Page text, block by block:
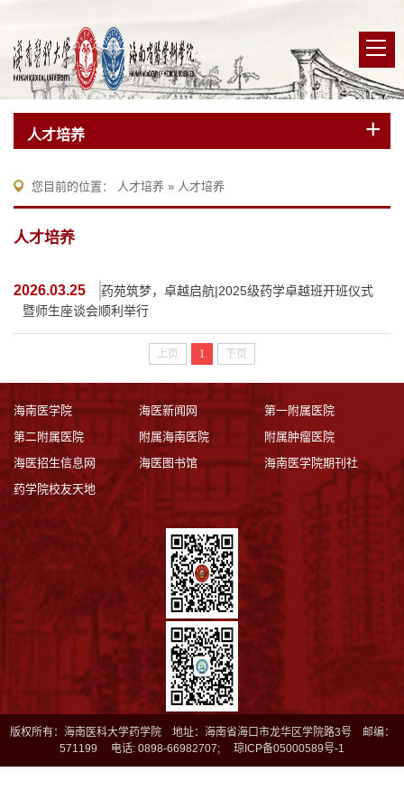
人才培养
您目前的位置： 人才培养 » 人才培养
人才培养
2026.03.25
药苑筑梦，卓越启航|2025级药学卓越班开班仪式
暨师生座谈会顺利举行
上页 1 下页
海南医学院 海医新闻网
第一附属医院
第二附属医院
附属海南医院
附属肿瘤医院
海医招生信息网
海医图书馆
海南医学院期刊社
药学院校友天地
版权所有：海南医科大学药学院 地址：海南省海口市龙华区学院路3号 邮编：
571199 电话: 0898-66982707; 琼ICP备05000589号-1